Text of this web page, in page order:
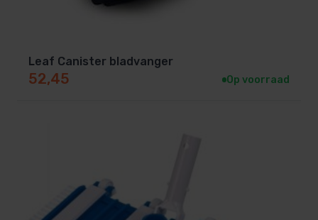
Leaf Canister bladvanger
52,45 Op voorraad